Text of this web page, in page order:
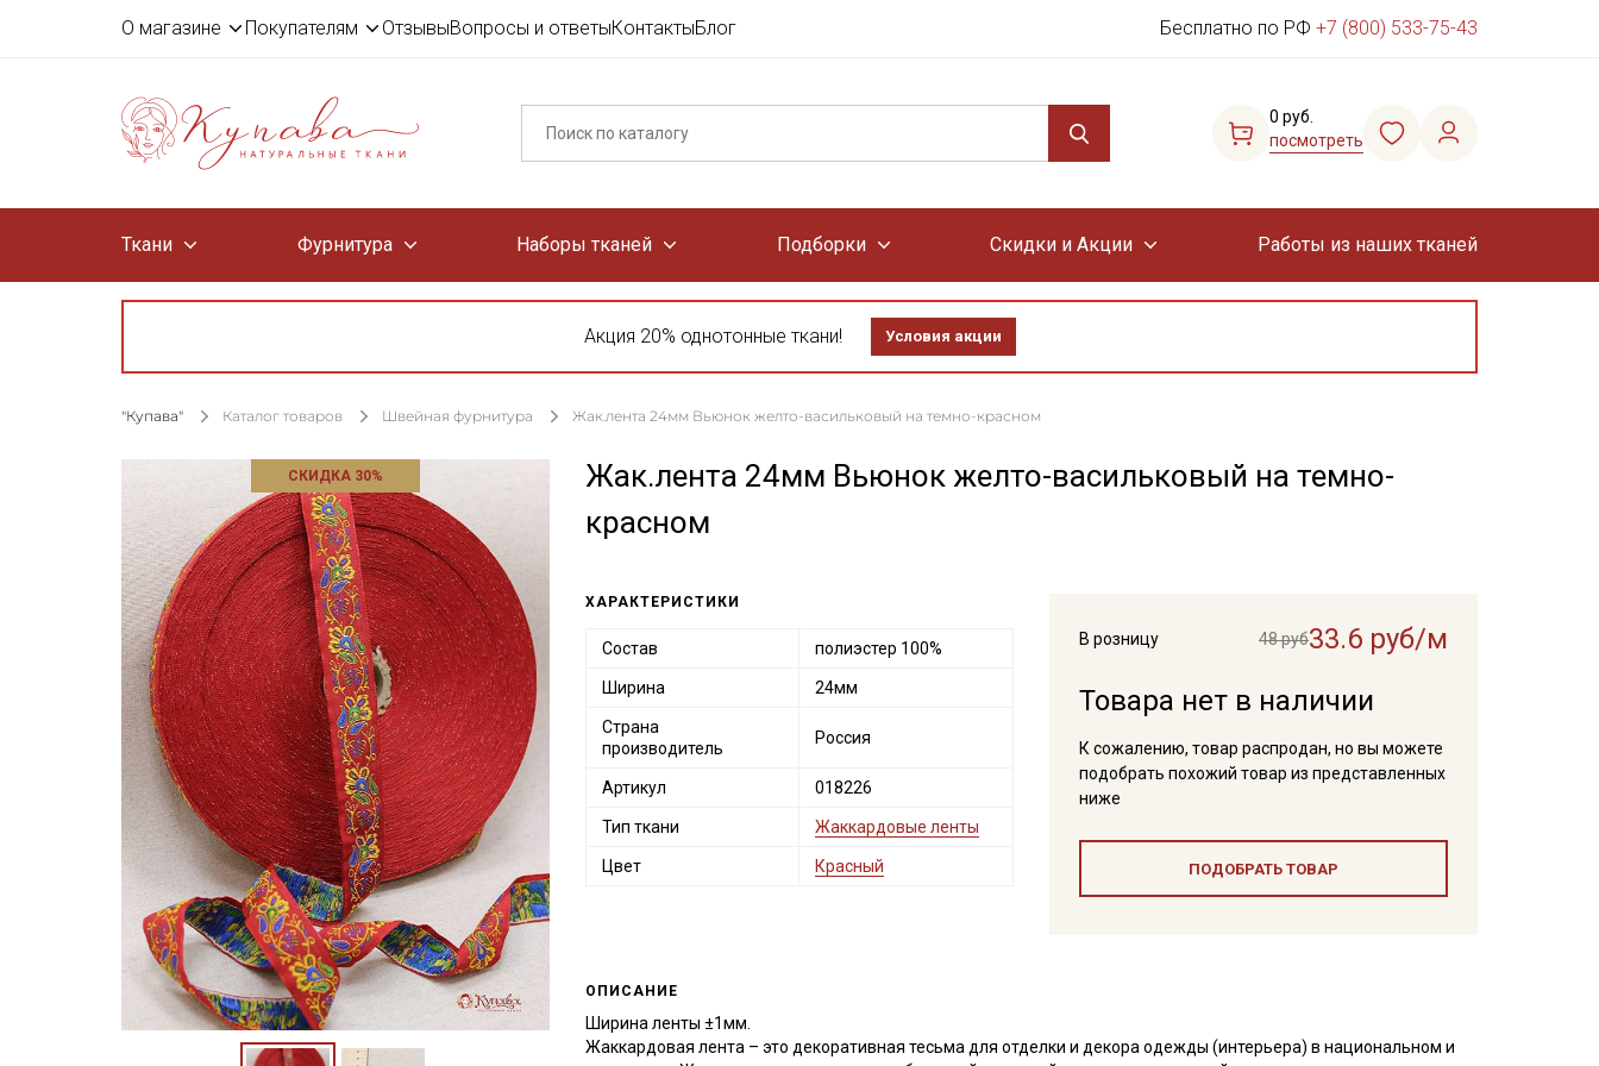
О магазине Покупателям ОтзывыВопросы и ответыКонтактыБлог Бесплатно по РФ +7 (800) 533-75-43
0 руб.
посмотреть
Ткани Фурнитура Наборы тканей Подборки Скидки и Акции Работы из наших тканей
Акция 20% однотонные ткани! Условия акции
"Купава" Каталог товаров Швейная фурнитура Жак.лента 24мм Вьюнок желто-васильковый на темно-красном
СКИДКА 30%
Жак.лента 24мм Вьюнок желто-васильковый на темно-
красном
В розницу 48 руб33.6 руб/м
Товара нет в наличии
К сожалению, товар распродан, но вы можете
подобрать похожий товар из представленных
ниже
ПОДОБРАТЬ ТОВАР
ХАРАКТЕРИСТИКИ
Состав полиэстер 100%
Ширина 24мм
Страна
производитель
Россия
Артикул 018226
Тип ткани Жаккардовые ленты
Цвет Красный
ОПИСАНИЕ
Ширина ленты ±1мм.
Жаккардовая лента – это декоративная тесьма для отделки и декора одежды (интерьера) в национальном и